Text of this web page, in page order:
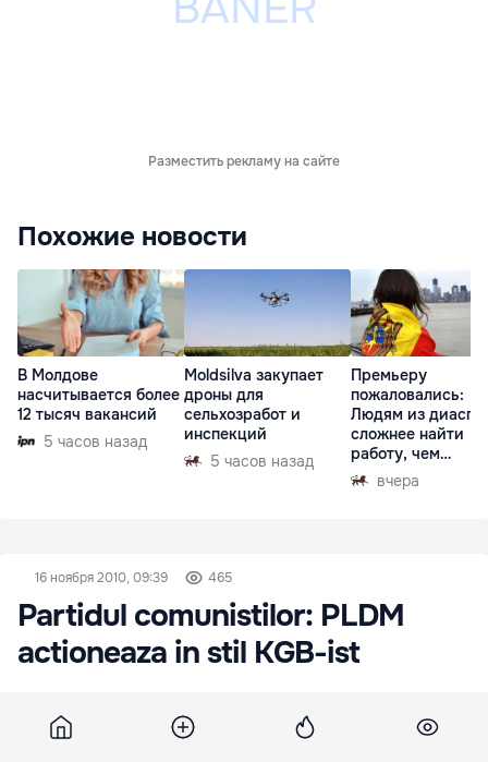
Разместить рекламу на сайте
Похожие новости
В Молдове
насчитывается более
12 тысяч вакансий
5 часов назад
Moldsilva закупает
дроны для
сельхозработ и
инспекций
5 часов назад
Премьеру
пожаловались:
Людям из
сложнее найти
работу, чем
гастарбайтерам
вчера
16 ноября 2010, 09:39 465
Partidul comunistilor: PLDM
actioneaza in stil KGB-ist
partea comunistilor, care spun ca PLDM ar fi